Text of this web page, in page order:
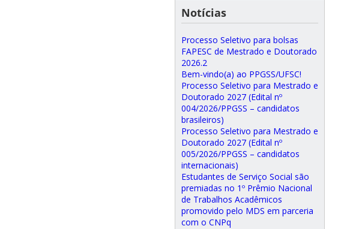
Notícias
Processo Seletivo para bolsas
FAPESC de Mestrado e Doutorado
2026.2
Bem-vindo(a) ao PPGSS/UFSC!
Processo Seletivo para Mestrado e
Doutorado 2027 (Edital nº
004/2026/PPGSS – candidatos
brasileiros)
Processo Seletivo para Mestrado e
Doutorado 2027 (Edital nº
005/2026/PPGSS – candidatos
internacionais)
Estudantes de Serviço Social são
premiadas no 1º Prêmio Nacional
de Trabalhos Acadêmicos
promovido pelo MDS em parceria
com o CNPq